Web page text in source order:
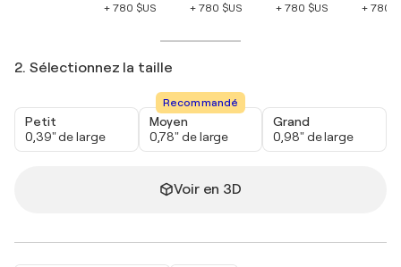
+ 780 $US
+ 780 $US
+ 780 $US
+ 780
2. Sélectionnez la taille
Petit
0,39" de large
Recommandé
Moyen
0,78" de large
Grand
0,98" de large
Voir en 3D